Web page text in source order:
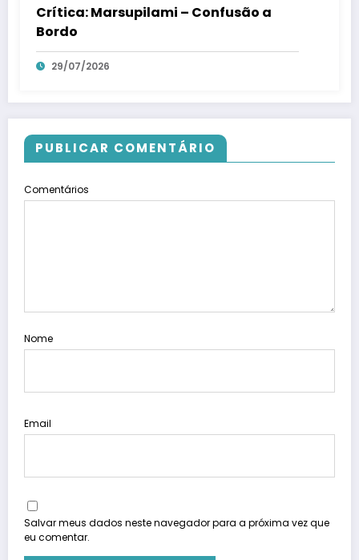
Crítica: Marsupilami – Confusão a
Bordo
29/07/2026
PUBLICAR COMENTÁRIO
Comentários
Nome
Email
Salvar meus dados neste navegador para a próxima vez que
eu comentar.